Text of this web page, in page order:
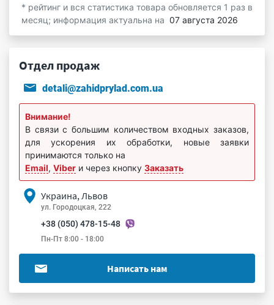
* рейтинг и вся статистика товара обновляется 1 раз в
месяц; информация актуальна на 07 августа 2026
Отдел продаж
detali@zahidprylad.com.ua
Внимание!
В связи с большим количеством входных заказов,
для ускорения их обработки, новые заявки
принимаются только на
Email, Viber и через кнопку Заказать
Украина, Львов
ул. Городоцкая, 222
+38 (050) 478-15-48
Пн-Пт 8:00 - 18:00
Написать нам